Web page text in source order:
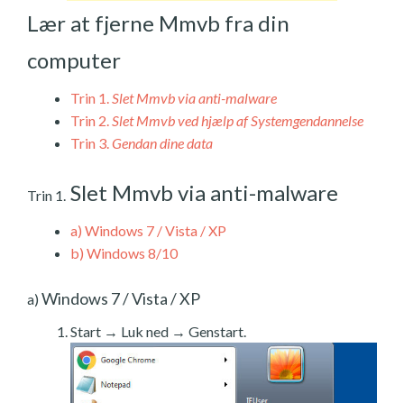
Lær at fjerne Mmvb fra din
computer
Trin 1.Slet Mmvb via anti-malware
Trin 2.Slet Mmvb ved hjælp af Systemgendannelse
Trin 3.Gendan dine data
Trin 1. Slet Mmvb via anti-malware
a) Windows 7 / Vista / XP
b) Windows 8/10
a) Windows 7 / Vista / XP
Start → Luk ned → Genstart.